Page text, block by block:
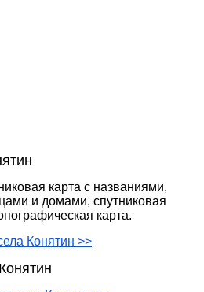
карта с названиями,
и домами, спутниковая
карта.
Конятин >>